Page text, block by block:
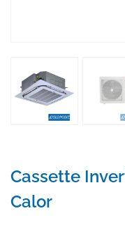
Cassette
Calor